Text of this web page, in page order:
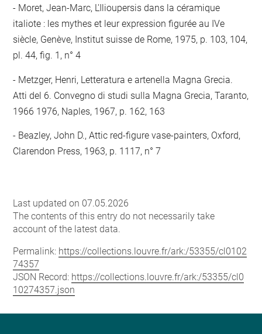
Moret, Jean-Marc, L'Ilioupersis dans la céramique
italiote : les mythes et leur expression figurée au IVe
siècle, Genève, Institut suisse de Rome, 1975, p. 103, 104,
pl. 44, fig. 1, n° 4
Metzger, Henri, Letteratura e artenella Magna Grecia.
Atti del 6. Convegno di studi sulla Magna Grecia, Taranto,
1966 1976, Naples, 1967, p. 162, 163
Beazley, John D., Attic red-figure vase-painters, Oxford,
Clarendon Press, 1963, p. 1117, n° 7
Last updated on 07.05.2026
The contents of this entry do not necessarily take
account of the latest data.
Permalink: https://collections.louvre.fr/ark:/53355/cl0102
74357
JSON Record: https://collections.louvre.fr/ark:/53355/cl0
10274357.json